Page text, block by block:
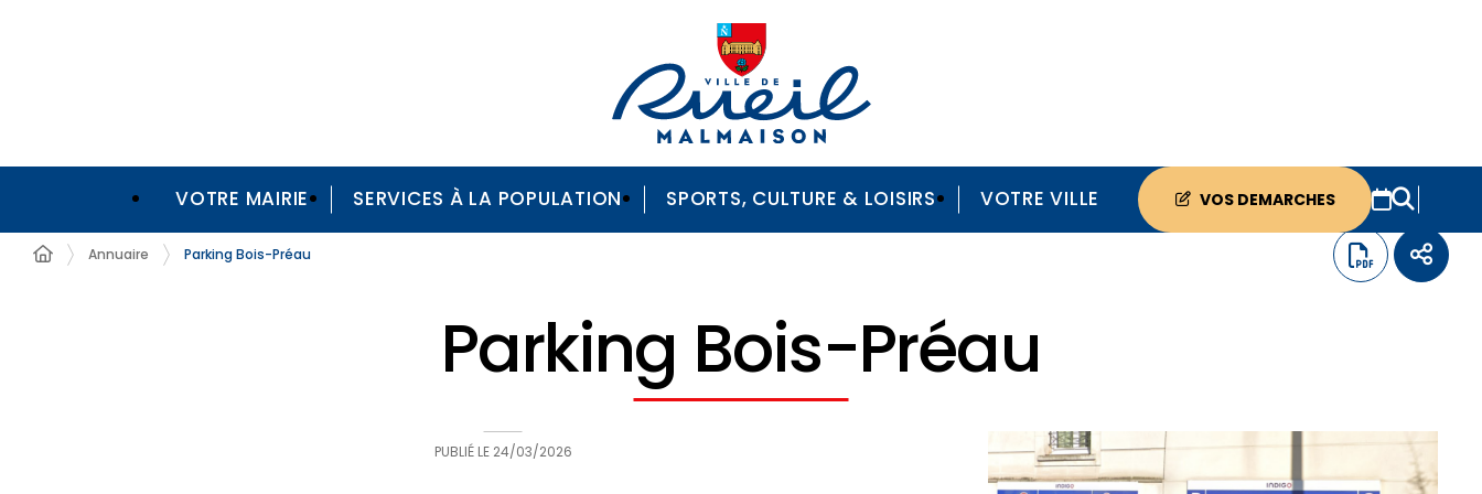
VOTRE MAIRIE SERVICES À LA POPULATION SPORTS, CULTURE & LOISIRS VOTRE VILLE VOS DEMARCHES
Annuaire Parking Bois-Préau
Parking Bois-Préau
PUBLIÉ LE 24/03/2026